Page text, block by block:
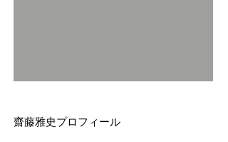
齋藤雅史プロフィール